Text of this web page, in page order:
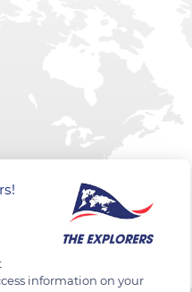
information on your